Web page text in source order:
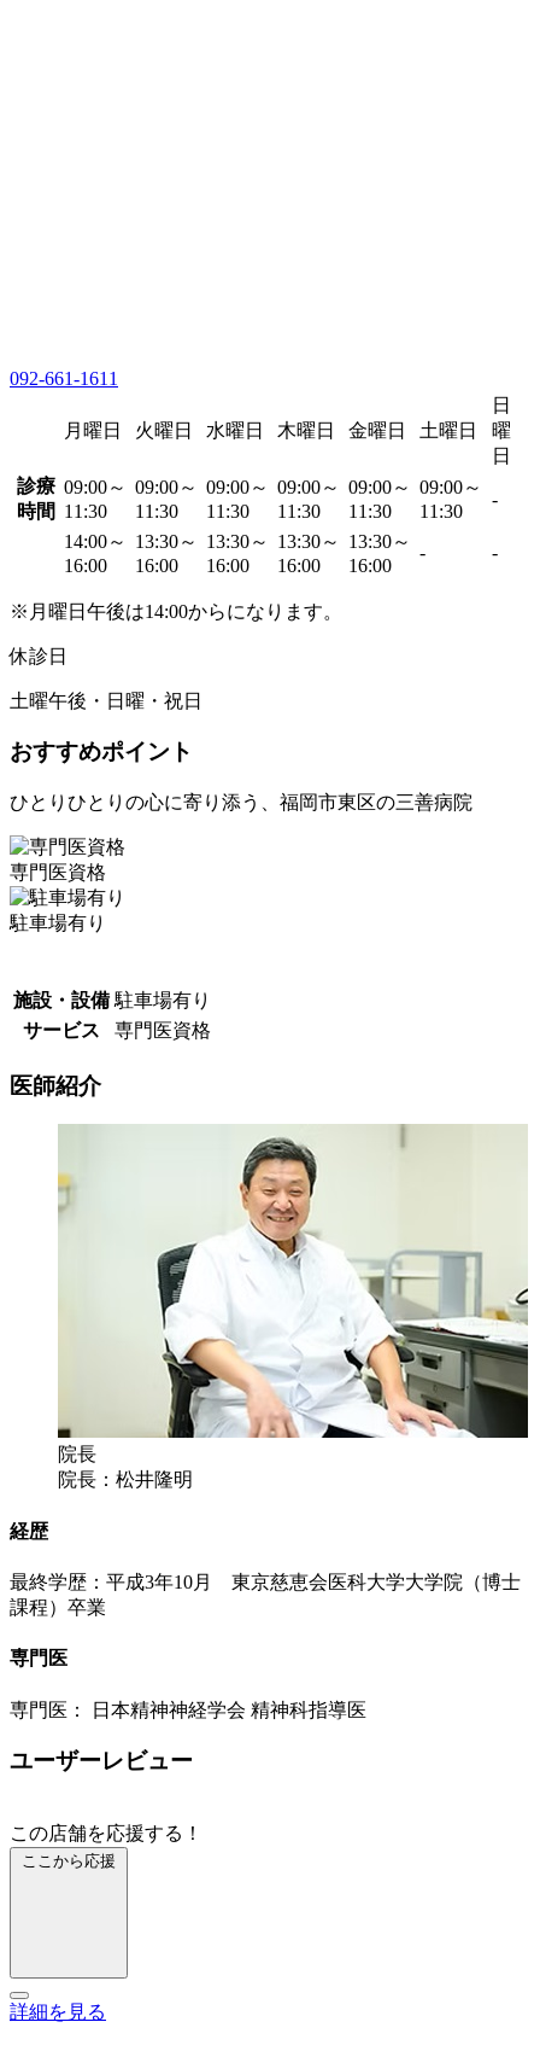
092-661-1611
月曜日 火曜日 水曜日 木曜日 金曜日 土曜日
日
曜
日
診療
時間
09:00～
11:30
09:00～
11:30
09:00～
11:30
09:00～
11:30
09:00～
11:30
09:00～
11:30
-
14:00～
16:00
13:30～
16:00
13:30～
16:00
13:30～
16:00
13:30～
16:00
- -
※月曜日午後は14:00からになります。
休診日
土曜午後・日曜・祝日
おすすめポイント
ひとりひとりの心に寄り添う、福岡市東区の三善病院
専門医資格
駐車場有り
施設・設備 駐車場有り
サービス
専門医資格
医師紹介
院長
院長：松井隆明
経歴
最終学歴：平成3年10月 東京慈恵会医科大学大学院（博士
課程）卒業
専門医
専門医： 日本精神神経学会 精神科指導医
ユーザーレビュー
この店舗を応援する！
ここから応援
詳細を見る